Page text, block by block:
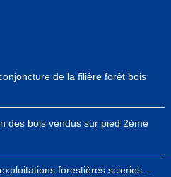
de la filière forêt bois
des bois vendus sur pied 2ème
forestières scieries –